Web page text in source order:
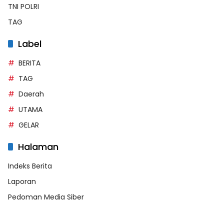
TNI POLRI
TAG
Label
BERITA
TAG
Daerah
UTAMA
GELAR
Halaman
Indeks Berita
Laporan
Pedoman Media Siber